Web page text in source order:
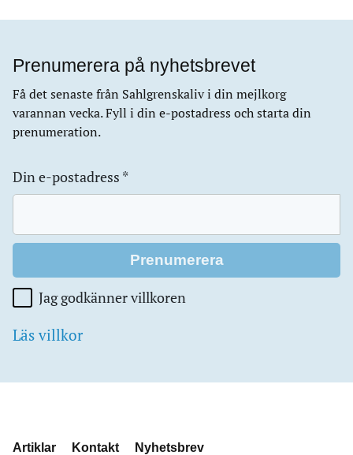
Prenumerera på nyhetsbrevet
Få det senaste från Sahlgrenskaliv i din mejlkorg
varannan vecka. Fyll i din e-postadress och starta din
prenumeration.
Din e-postadress *
Jag godkänner villkoren
Läs villkor
Artiklar Kontakt Nyhetsbrev